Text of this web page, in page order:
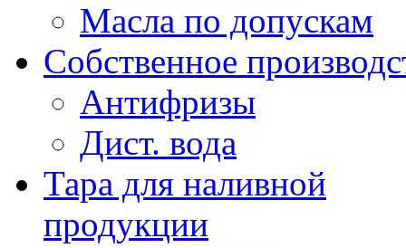
Масла по допускам
Собственное
Антифризы
Дист. вода
Тара для наливной
продукции